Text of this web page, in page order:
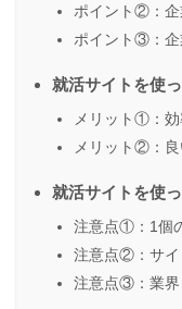
ポイント②：企
ポイント③：企
就活サイトを使
メリット①：
メリット②：
就活サイトを使
注意点①：1個
注意点②：サイ
注意点③：業界